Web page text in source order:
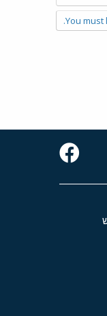
You must